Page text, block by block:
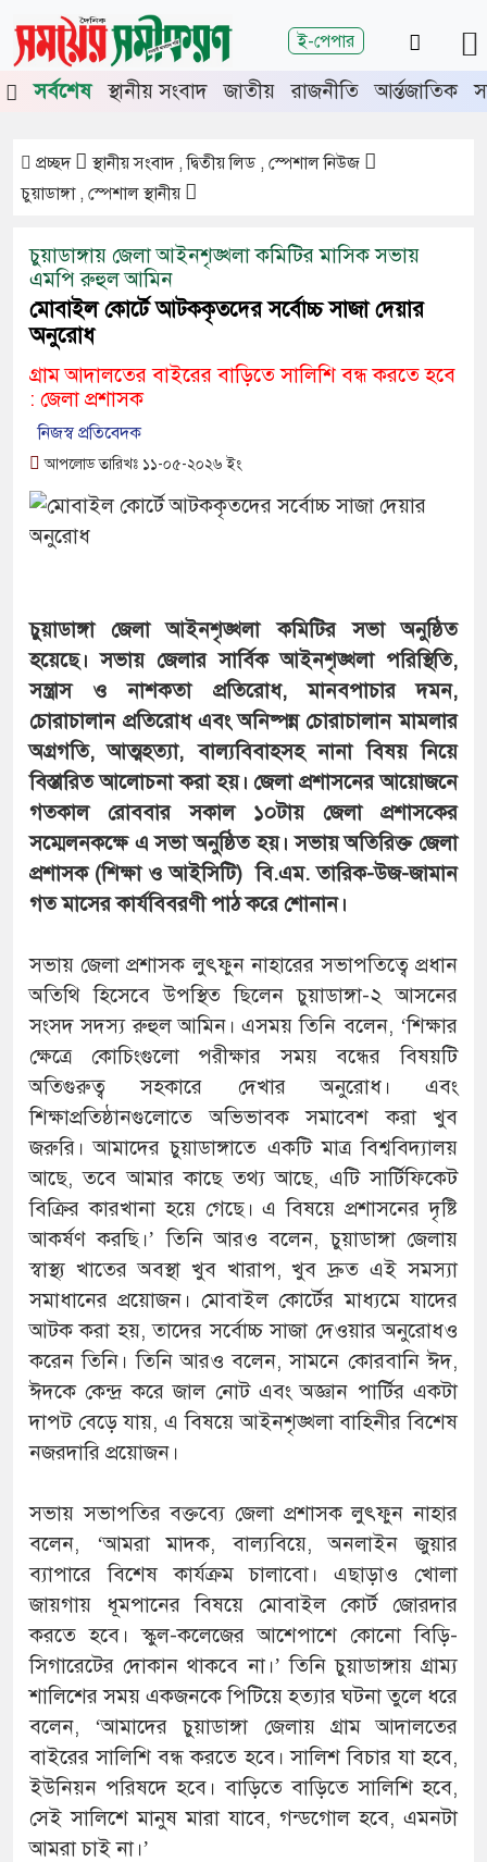
ই-পেপার
শিরোনাম
জুলাই গণঅভ্যুত্থানের দ্বিতীয়
বর্ষপূর্তিতে চুয়াডাঙ্গা-মেহেরপুরে
চুয়াডাঙ্গায় সওজের বাসভবন ও
সড়কের ২৬টি গাছ প্রায় ৫ লাখে নিলামে
প্রশাসনে অনুপ্রবেশ ঠেকাতে কঠোর
হচ্ছে সরকার
জীবননগর উপজেলা আইনশৃঙ্খলা
কমিটির সভা
চুয়াডাঙ্গায় লিগ্যাল এইড কমিটির
সভায় সিনিয়র জেলা জজ রফিকুল
ইসলাম
সর্বশেষ স্থানীয় সংবাদ জাতীয় রাজনীতি আর্ন্তজাতিক
প্রচ্ছদ
স্থানীয় সংবাদ , দ্বিতীয় লিড , স্পেশাল নিউজ
চুয়াডাঙ্গা , স্পেশাল স্থানীয়
চুয়াডাঙ্গায় জেলা আইনশৃঙ্খলা কমিটির মাসিক সভায়
এমপি রুহুল আমিন
মোবাইল কোর্টে আটককৃতদের সর্বোচ্চ সাজা দেয়ার
অনুরোধ
গ্রাম আদালতের বাইরের বাড়িতে সালিশি বন্ধ করতে হবে
: জেলা প্রশাসক
নিজস্ব প্রতিবেদক
আপলোড তারিখঃ ১১-০৫-২০২৬ ইং
চুয়াডাঙ্গা জেলা আইনশৃঙ্খলা কমিটির সভা অনুষ্ঠিত
হয়েছে। সভায় জেলার সার্বিক আইনশৃঙ্খলা পরিস্থিতি,
সন্ত্রাস ও নাশকতা প্রতিরোধ, মানবপাচার দমন,
চোরাচালান প্রতিরোধ এবং অনিষ্পন্ন চোরাচালান মামলার
অগ্রগতি, আত্মহত্যা, বাল্যবিবাহসহ নানা বিষয় নিয়ে
বিস্তারিত আলোচনা করা হয়। জেলা প্রশাসনের আয়োজনে
গতকাল রোববার সকাল ১০টায় জেলা প্রশাসকের
সম্মেলনকক্ষে এ সভা অনুষ্ঠিত হয়। সভায় অতিরিক্ত জেলা
প্রশাসক (শিক্ষা ও আইসিটি) বি.এম. তারিক-উজ-জামান
গত মাসের কার্যবিবরণী পাঠ করে শোনান।
সভায় জেলা প্রশাসক লুৎফুন নাহারের সভাপতিত্বে প্রধান
অতিথি হিসেবে উপস্থিত ছিলেন চুয়াডাঙ্গা-২ আসনের
সংসদ সদস্য রুহুল আমিন। এসময় তিনি বলেন, ‘শিক্ষার
ক্ষেত্রে কোচিংগুলো পরীক্ষার সময় বন্ধের বিষয়টি
অতিগুরুত্ব সহকারে দেখার অনুরোধ। এবং
শিক্ষাপ্রতিষ্ঠানগুলোতে অভিভাবক সমাবেশ করা খুব
জরুরি। আমাদের চুয়াডাঙ্গাতে একটি মাত্র বিশ্ববিদ্যালয়
আছে, তবে আমার কাছে তথ্য আছে, এটি সার্টিফিকেট
বিক্রির কারখানা হয়ে গেছে। এ বিষয়ে প্রশাসনের দৃষ্টি
আকর্ষণ করছি।’ তিনি আরও বলেন, চুয়াডাঙ্গা জেলায়
স্বাস্থ্য খাতের অবস্থা খুব খারাপ, খুব দ্রুত এই সমস্যা
সমাধানের প্রয়োজন। মোবাইল কোর্টের মাধ্যমে যাদের
আটক করা হয়, তাদের সর্বোচ্চ সাজা দেওয়ার অনুরোধও
করেন তিনি। তিনি আরও বলেন, সামনে কোরবানি ঈদ,
ঈদকে কেন্দ্র করে জাল নোট এবং অজ্ঞান পার্টির একটা
দাপট বেড়ে যায়, এ বিষয়ে আইনশৃঙ্খলা বাহিনীর বিশেষ
নজরদারি প্রয়োজন।
সভায় সভাপতির বক্তব্যে জেলা প্রশাসক লুৎফুন নাহার
বলেন, ‘আমরা মাদক, বাল্যবিয়ে, অনলাইন জুয়ার
ব্যাপারে বিশেষ কার্যক্রম চালাবো। এছাড়াও খোলা
জায়গায় ধূমপানের বিষয়ে মোবাইল কোর্ট জোরদার
করতে হবে। স্কুল-কলেজের আশেপাশে কোনো বিড়ি-
সিগারেটের দোকান থাকবে না।’ তিনি চুয়াডাঙ্গায় গ্রাম্য
শালিশের সময় একজনকে পিটিয়ে হত্যার ঘটনা তুলে ধরে
বলেন, ‘আমাদের চুয়াডাঙ্গা জেলায় গ্রাম আদালতের
বাইরের সালিশি বন্ধ করতে হবে। সালিশ বিচার যা হবে,
ইউনিয়ন পরিষদে হবে। বাড়িতে বাড়িতে সালিশি হবে,
সেই সালিশে মানুষ মারা যাবে, গন্ডগোল হবে, এমনটা
আমরা চাই না।’